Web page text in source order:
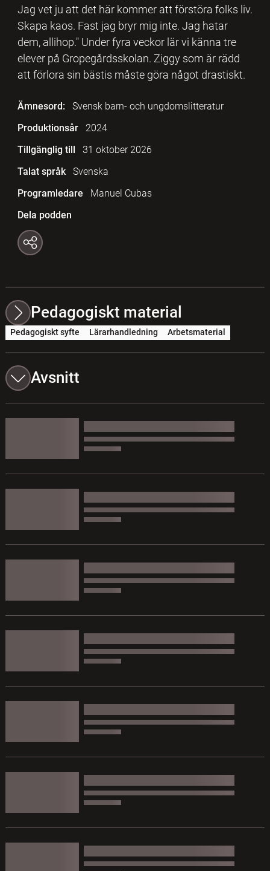
Jag vet ju att det här kommer att förstöra folks liv.
Skapa kaos. Fast jag bryr mig inte. Jag hatar
dem, allihop." Under fyra veckor lär vi känna tre
elever på Gropegårdsskolan. Ziggy som är rädd
att förlora sin bästis måste göra något drastiskt.
Ämnesord:
Svensk barn- och ungdomslitteratur
Produktionsår
2024
Tillgänglig till
31 oktober 2026
Talat språk
Svenska
Programledare
Manuel Cubas
Dela podden
Pedagogiskt material
Pedagogiskt syfte Lärarhandledning Arbetsmaterial
Avsnitt